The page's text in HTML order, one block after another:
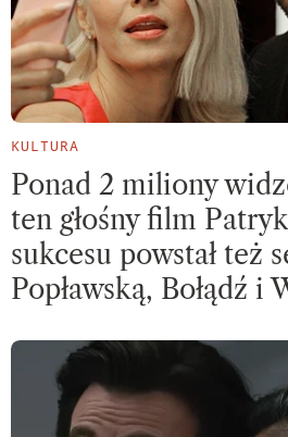
KULTURA
Ponad 2 miliony
ten głośny film
sukcesu powstał też
Popławską, Bołądź i